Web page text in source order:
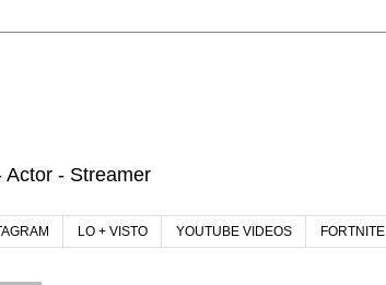
Actor - Streamer
LO + VISTO YOUTUBE VIDEOS FORTNITE